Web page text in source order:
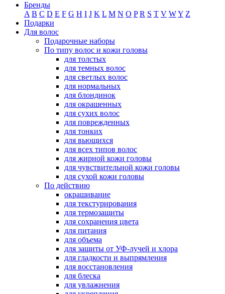
Бренды
A B C D E F G H I J K L M N O P R S T V WY Z
Подарки
Для волос
Подарочные наборы
По типу волос и кожи головы
для толстых
для темных волос
для светлых волос
для нормальных
для блондинок
для окрашенных
для сухих волос
для поврежденных
для тонких
для вьющихся
для всех типов волос
для жирной кожи головы
для чувствительной кожи головы
для сухой кожи головы
По действию
окрашивание
для текстурирования
для термозащиты
для сохранения цвета
для питания
для объема
для защиты от УФ-лучей и хлора
для гладкости и выпрямления
для восстановления
для блеска
для увлажнения